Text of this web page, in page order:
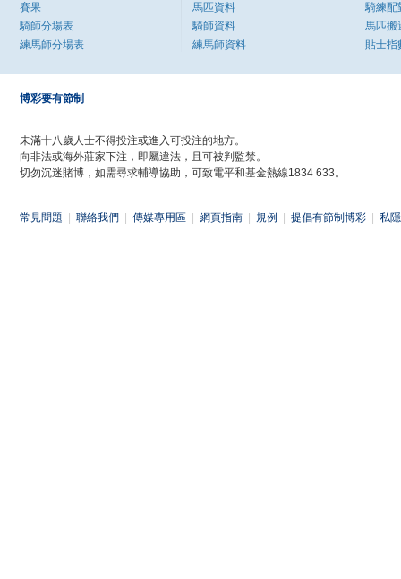
賽果
騎師分場表
練馬師分場表
馬匹資料
騎師資料
練馬師資料
騎練配
馬匹搬
貼士指
博彩要有節制
未滿十八歲人士不得投注或進入可投注的地方。
向非法或海外莊家下注，即屬違法，且可被判監禁。
切勿沉迷賭博，如需尋求輔導協助，可致電平和基金熱線1834 633。
常見問題 聯絡我們 傳媒專用區 網頁指南 規例 提倡有節制博彩 私